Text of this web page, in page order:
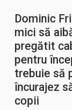
Dominic
mici să
pregătit
pentru
trebuie să
încurajez
copii